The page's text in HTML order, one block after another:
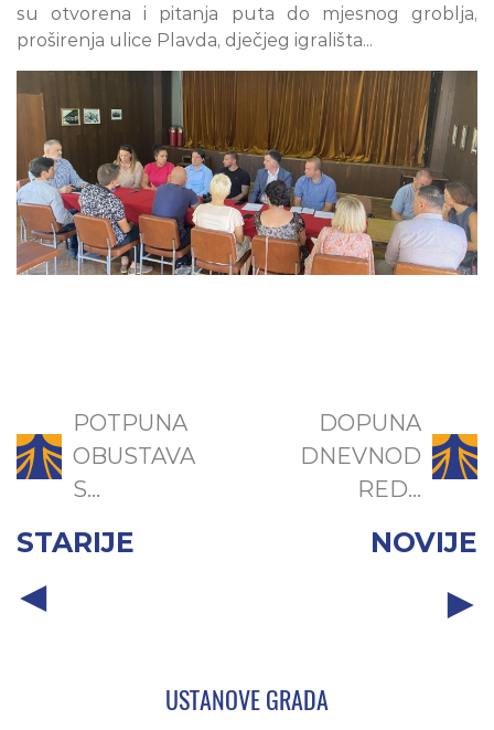
su otvorena i pitanja puta do mjesnog groblja,
proširenja ulice Plavda, dječjeg igrališta...
POTPUNA
OBUSTAVA
S...
STARIJE
DOPUNA
DNEVNOD
RED...
NOVIJE
USTANOVE GRADA